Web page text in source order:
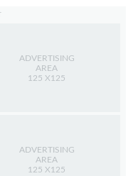
ADVERTISING
AREA
125 X125
ADVERTISING
AREA
125 X125